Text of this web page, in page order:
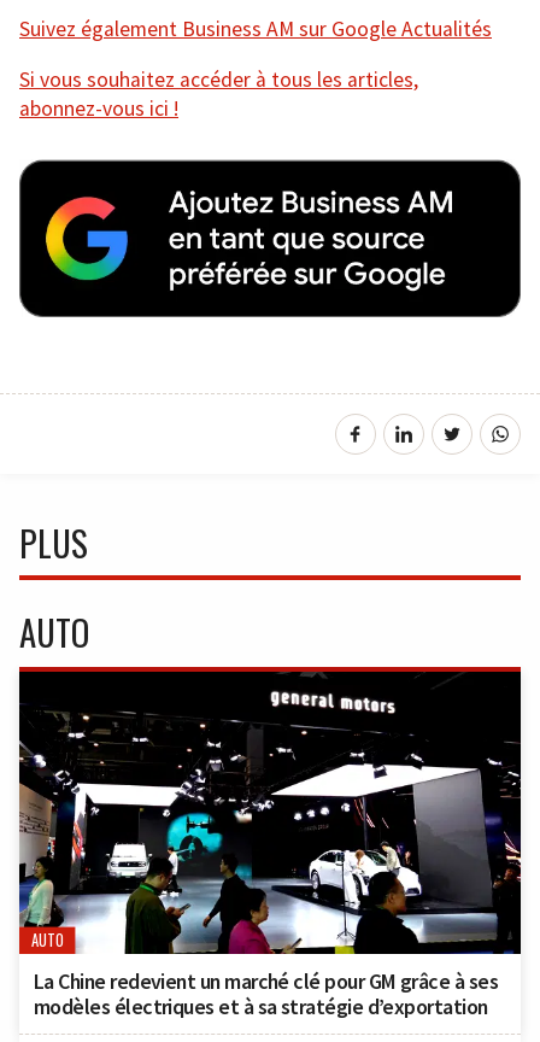
Suivez également Business AM sur Google Actualités
Si vous souhaitez accéder à tous les articles,
abonnez-vous ici !
PLUS
AUTO
AUTO
La Chine redevient un marché clé pour GM grâce à ses
modèles électriques et à sa stratégie d’exportation